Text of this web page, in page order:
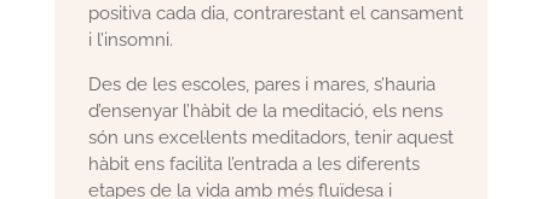
positiva cada dia, contrarestant el cansament
i l’insomni.
Des de les escoles, pares i mares, s’hauria
d’ensenyar l’hàbit de la meditació, els nens
són uns excel·lents meditadors, tenir aquest
hàbit ens facilita l’entrada a les diferents
etapes de la vida amb més fluïdesa i